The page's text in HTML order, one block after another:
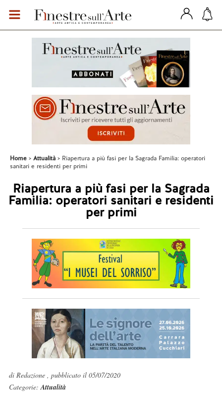
Home Attualità
Riapertura a più fasi per la Sagrada Familia: operatori
sanitari e residenti per primi
Riapertura a più fasi per la Sagrada
Familia: operatori sanitari e residenti
per primi
di Redazione , pubblicato il 05/07/2020
Categorie:Attualità